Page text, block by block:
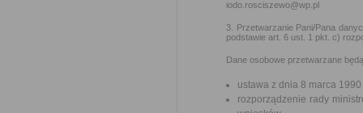
iodo.rosciszewo@wp.pl
3. Przetwarzanie Pani/Pana
podstawie art. 6 ust. 1 pkt. c)
Dane osobowe przetwarzane
ustawa z dnia 8 marca
rozporządzenie rady